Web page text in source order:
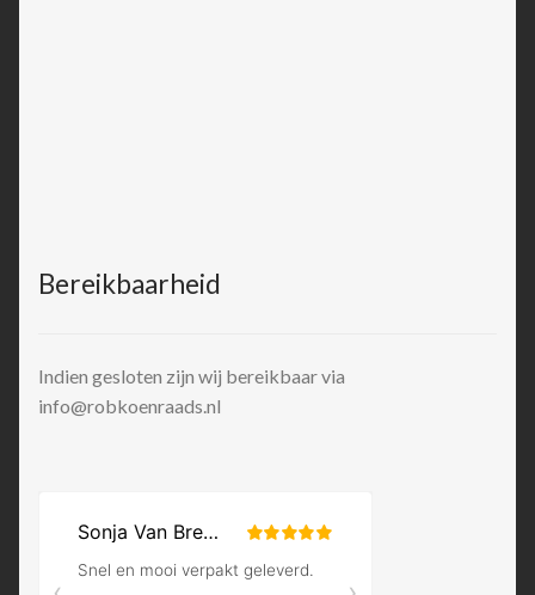
Bereikbaarheid
Indien gesloten zijn wij bereikbaar via
info@robkoenraads.nl